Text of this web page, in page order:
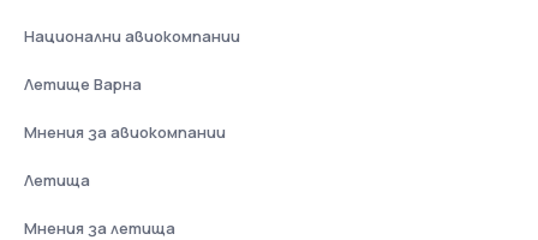
Национални авиокомпании
Летище Варна
Мнения за авиокомпании
Летища
Мнения за летища